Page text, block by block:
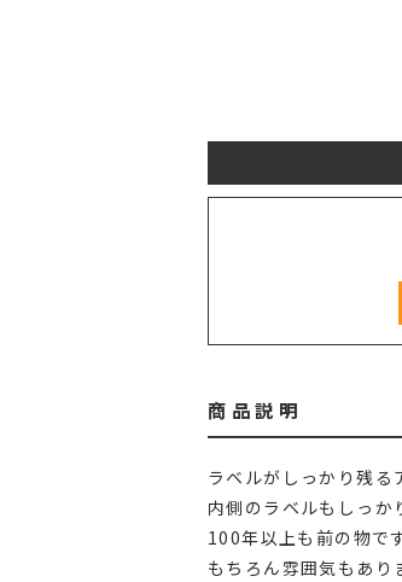
商品説明
ラベルがしっかり残る
内側のラベルもしっか
100年以上も前の物で
もちろん雰囲気もあり